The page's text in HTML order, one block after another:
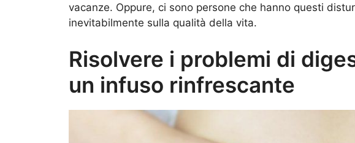
vacanze. Oppure, ci sono persone che hanno questi
inevitabilmente sulla qualità della vita.
Risolvere i problemi di
un infuso rinfrescante